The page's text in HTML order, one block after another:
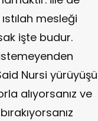
mesleği
işte budur.
Nursi yürüyüşü
alıyorsanız ve